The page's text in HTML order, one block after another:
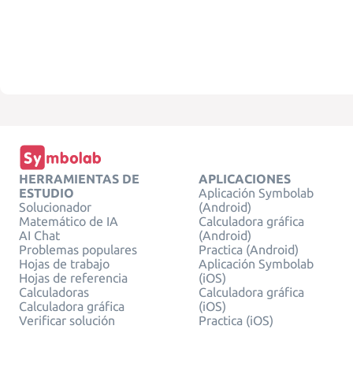
HERRAMIENTAS DE
ESTUDIO
Solucionador
Matemático de IA
AI Chat
Problemas populares
Hojas de trabajo
Hojas de referencia
Calculadoras
Calculadora gráfica
Verificar solución
APLICACIONES
Aplicación Symbolab
(Android)
Calculadora gráfica
(Android)
Practica (Android)
Aplicación Symbolab
(iOS)
Calculadora gráfica
(iOS)
Practica (iOS)